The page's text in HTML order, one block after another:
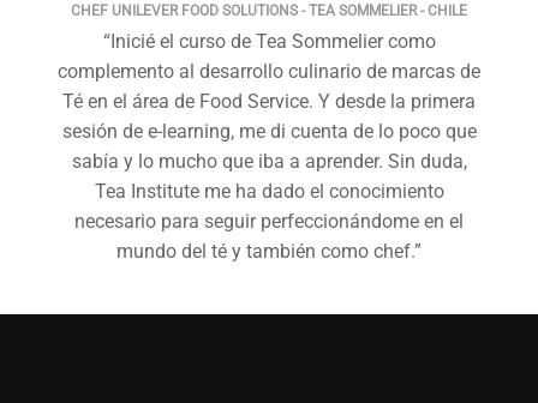
CHEF UNILEVER FOOD SOLUTIONS - TEA SOMMELIER - CHILE
“Inicié el curso de Tea Sommelier como
complemento al desarrollo culinario de marcas de
Té en el área de Food Service. Y desde la primera
sesión de e-learning, me di cuenta de lo poco que
sabía y lo mucho que iba a aprender. Sin duda,
Tea Institute me ha dado el conocimiento
necesario para seguir perfeccionándome en el
mundo del té y también como chef.”